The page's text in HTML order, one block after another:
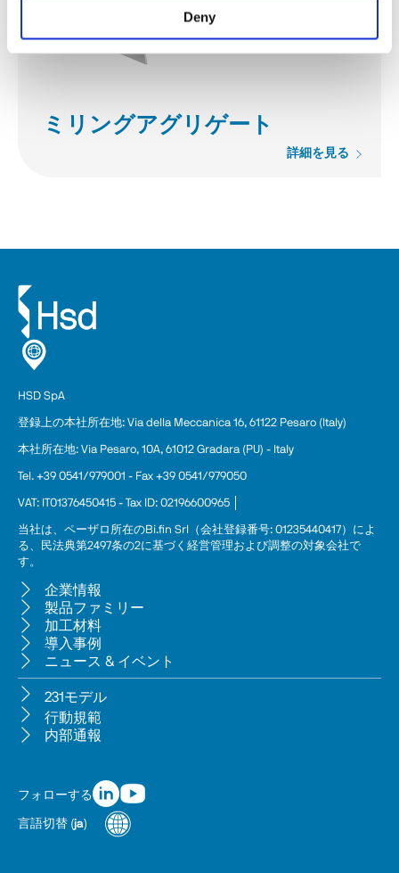
Deny
ミリングアグリゲート
詳細を見る
HSD SpA
登録上の本社所在地: Via della Meccanica 16, 61122 Pesaro (Italy)
本社所在地: Via Pesaro, 10A, 61012 Gradara (PU) - Italy
Tel. +39 0541/979001 - Fax +39 0541/979050
VAT: IT01376450415 - Tax ID: 02196600965 │
当社は、ペーザロ所在のBi.fin Srl（会社登録番号: 01235440417）によ
る、民法典第2497条の2に基づく経営管理および調整の対象会社で
す。
企業情報
製品ファミリー
加工材料
導入事例
ニュース & イベント
231モデル
行動規範
内部通報
フォローする
言語切替 (ja)